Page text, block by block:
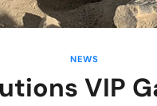
NEWS
VIP